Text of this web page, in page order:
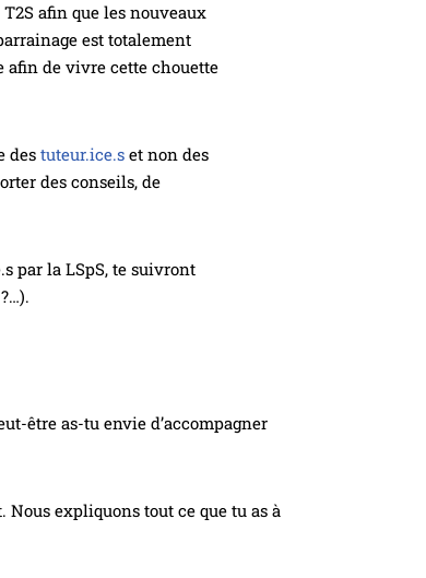
afin que les nouveaux
est totalement
afin de vivre cette chouette
destuteur.ice.s et non des
des conseils, de
par la LSpS, te suivront
être as-tu envie d’accompagner
Nous expliquons tout ce que tu as à